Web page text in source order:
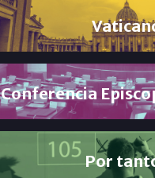
Conferencia
Por